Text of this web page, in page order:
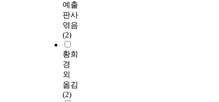
예출
판사
엮음
(2)
황희
경
외
옮김
(2)